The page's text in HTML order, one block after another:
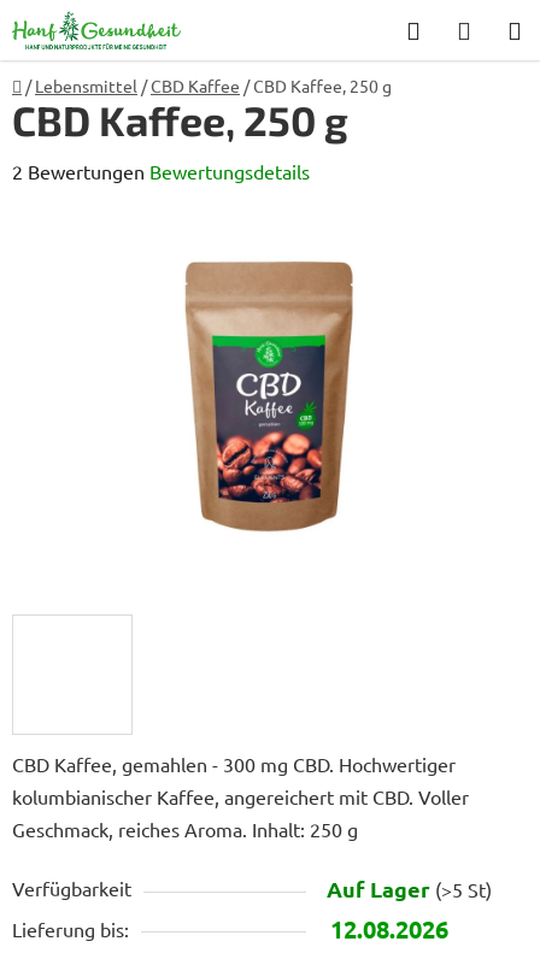
Inhalt
springen
Suchen
Startseite
/ Lebensmittel /CBD Kaffee /CBD Kaffee, 250 g
CBD Kaffee, gemahlen - 300 mg CBD. Hochwertiger
kolumbianischer Kaffee, angereichert mit CBD. Voller
Geschmack, reiches Aroma. Inhalt: 250 g
Verfügbarkeit Auf Lager (>5 St)
Lieferung bis:
12.08.2026
CBD Kaffee, 250 g
Die
2 Bewertungen Bewertungsdetails